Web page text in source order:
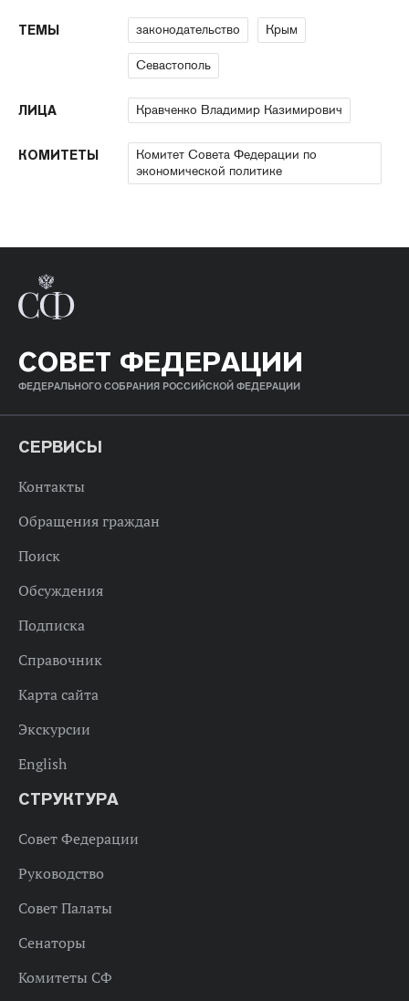
ТЕМЫ законодательство Крым
Севастополь
ЛИЦА Кравченко Владимир Казимирович
КОМИТЕТЫ
Комитет Совета Федерации по
экономической политике
СОВЕТ ФЕДЕРАЦИИ
ФЕДЕРАЛЬНОГО СОБРАНИЯ РОССИЙСКОЙ ФЕДЕРАЦИИ
СЕРВИСЫ
Контакты
Обращения граждан
Поиск
Обсуждения
Подписка
Справочник
Карта сайта
Экскурсии
English
СТРУКТУРА
Совет Федерации
Руководство
Совет Палаты
Сенаторы
Комитеты СФ